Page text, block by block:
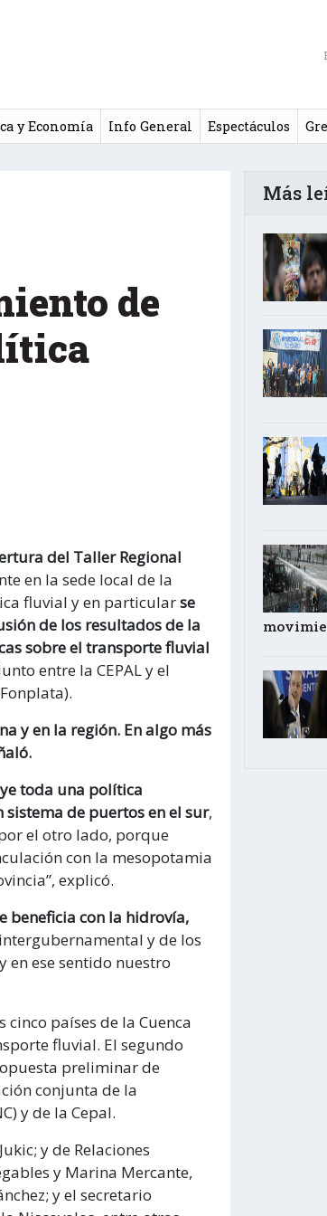
y Economía Info General Espectáculos
de
del Taller Regional
en la sede local de la
fluvial y en particularse
de los resultados de la
sobre el transporte fluvial
entre la CEPAL y el
y en la región. En algo más
toda una política
de puertos en el sur,
el otro lado, porque
con la mesopotamia
explicó.
beneficia con la hidrovía,
y de los
ese sentido nuestro
países de la Cuenca
fluvial. El segundo
preliminar de
conjunta de la
y de la Cepal.
y de Relaciones
y Marina Mercante,
y el secretario
Más